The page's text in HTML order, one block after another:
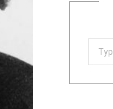
Search